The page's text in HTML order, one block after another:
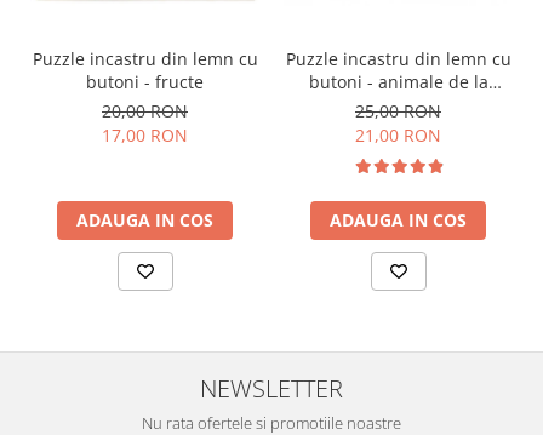
Puzzle incastru din lemn cu
butoni - fructe
20,00 RON
17,00 RON
ADAUGA IN COS
Puzzle incastru din lemn cu
butoni - animale de la
ferma in limba romana
25,00 RON
21,00 RON
ADAUGA IN COS
NEWSLETTER
Nu rata ofertele si promotiile noastre